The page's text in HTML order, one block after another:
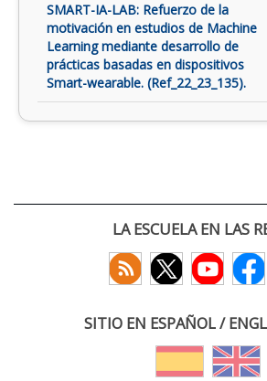
SMART-IA-LAB: Refuerzo de la
motivación en estudios de Machine
Learning mediante desarrollo de
prácticas basadas en dispositivos
Smart-wearable. (Ref_22_23_135).
LA ESCUELA EN LAS
SITIO EN ESPAÑOL /